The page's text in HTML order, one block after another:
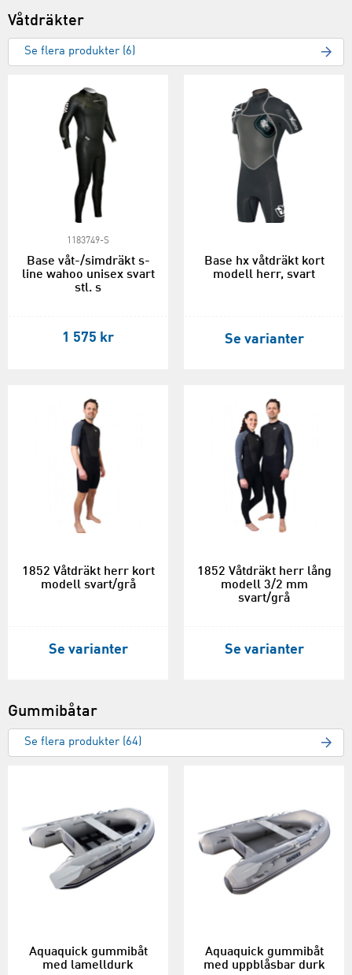
Våtdräkter
Se flera produkter (6)
1183749-S
Base våt-/simdräkt s-
line wahoo unisex svart
stl. s
1 575 kr
Base hx våtdräkt kort
modell herr, svart
Se varianter
1852 Våtdräkt herr kort
modell svart/grå
Se varianter
1852 Våtdräkt herr lång
modell 3/2 mm
svart/grå
Se varianter
Gummibåtar
Se flera produkter (64)
Aquaquick gummibåt
med lamelldurk
Aquaquick gummibåt
med uppblåsbar durk